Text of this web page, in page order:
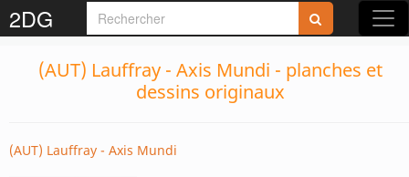
2DG
(AUT) Lauffray - Axis Mundi - planches et
dessins originaux
(AUT) Lauffray - Axis Mundi